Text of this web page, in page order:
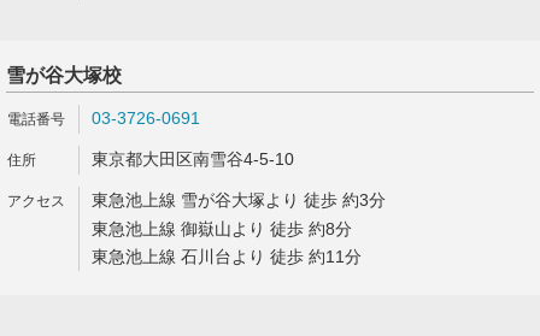
雪が谷大塚校
03-3726-0691
東京都大田区南雪谷4-5-10
東急池上線 雪が谷大塚より 徒歩 約3分
東急池上線 御嶽山より 徒歩 約8分
東急池上線 石川台より 徒歩 約11分